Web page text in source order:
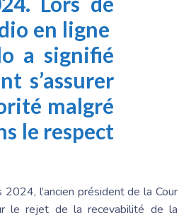
en ligne
a signifié
s’assurer
malgré
le respect
l’ancien président de la Cour
le rejet de la recevabilité de la